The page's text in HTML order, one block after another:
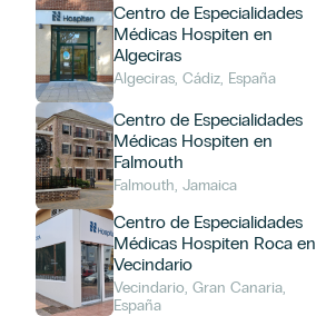
Centro de Especialidades
Médicas Hospiten en
Algeciras
Algeciras, Cádiz, España
Centro de Especialidades
Médicas Hospiten en
Falmouth
Falmouth, Jamaica
Centro de Especialidades
Médicas Hospiten Roca en
Vecindario
Vecindario, Gran Canaria,
España